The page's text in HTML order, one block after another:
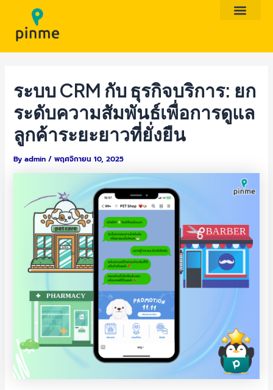
content
ระบบ CRM กับ ธุรกิจบริการ: ยก
ระดับความสัมพันธ์เพื่อการดูแล
ลูกค้าระยะยาวที่ยั่งยืน
Byadmin/พฤศจิกายน 10, 2025
navigation